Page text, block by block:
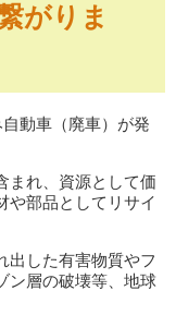
がりま
動車（廃車）が発
まれ、資源として価
や部品としてリサイ
出した有害物質やフ
ン層の破壊等、地球